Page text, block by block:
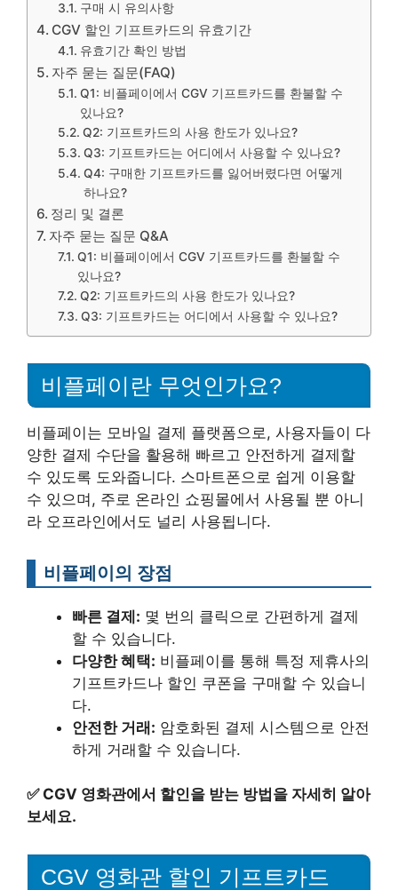
구매 시 유의사항
CGV 할인 기프트카드의 유효기간
유효기간 확인 방법
자주 묻는 질문(FAQ)
Q1: 비플페이에서 CGV 기프트카드를 환불할 수
있나요?
Q2: 기프트카드의 사용 한도가 있나요?
Q3: 기프트카드는 어디에서 사용할 수 있나요?
Q4: 구매한 기프트카드를 잃어버렸다면 어떻게
하나요?
정리 및 결론
자주 묻는 질문 Q&A
Q1: 비플페이에서 CGV 기프트카드를 환불할 수
있나요?
Q2: 기프트카드의 사용 한도가 있나요?
Q3: 기프트카드는 어디에서 사용할 수 있나요?
비플페이란 무엇인가요?
비플페이는 모바일 결제 플랫폼으로, 사용자들이 다
양한 결제 수단을 활용해 빠르고 안전하게 결제할
수 있도록 도와줍니다. 스마트폰으로 쉽게 이용할
수 있으며, 주로 온라인 쇼핑몰에서 사용될 뿐 아니
라 오프라인에서도 널리 사용됩니다.
비플페이의 장점
빠른 결제: 몇 번의 클릭으로 간편하게 결제
할 수 있습니다.
다양한 혜택: 비플페이를 통해 특정 제휴사의
기프트카드나 할인 쿠폰을 구매할 수 있습니
다.
안전한 거래: 암호화된 결제 시스템으로 안전
하게 거래할 수 있습니다.
✅ CGV 영화관에서 할인을 받는 방법을 자세히 알아
보세요.
CGV 영화관 할인 기프트카드